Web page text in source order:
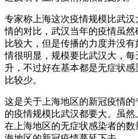
专家称上海这次疫情规模比武
情的对比，武汉当年的疫情虽
比较大，但是传播的力度并没
情很明显，规模要比武汉大，
升，不过好在基本都是无症状
比较少。
这是关于上海地区的新冠疫情
的疫情规模比武汉都要大。虽然
在上海地区的无症状感染者的